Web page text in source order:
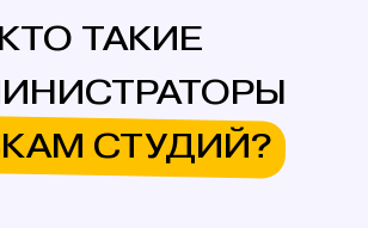
включает: знакомство
поддержание чистоты
оборудования, помощь
к эфиру. Работа
вебкам студии
предполагает гибкое
всего вы сами можете